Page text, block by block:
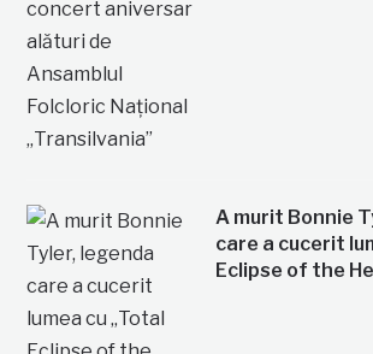
A murit Bonnie
care a cucerit
Eclipse of the